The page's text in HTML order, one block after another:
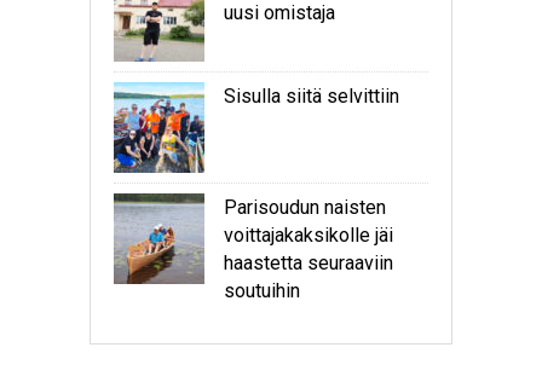
uusi omistaja
Sisulla siitä selvittiin
Parisoudun naisten
voittajakaksikolle jäi
haastetta seuraaviin
soutuihin